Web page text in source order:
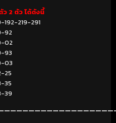
ว 2 ตัว ได้ดังนี้
192-219-291
92
02
93
03
25
35
39